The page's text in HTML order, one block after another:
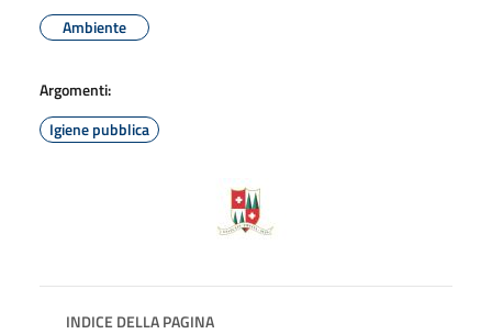
Ambiente
Argomenti:
Igiene pubblica
INDICE DELLA PAGINA